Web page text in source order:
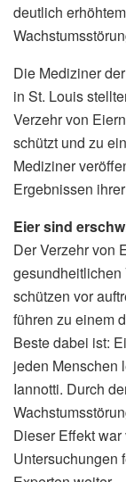
deutlich
Die Mediziner
in St. Louis
Verzehr von
schützt und zu
Mediziner
Ergebnissen
Eier sind
Der Verzehr von
gesundheitlichen
schützen vor
führen zu einem
Beste dabei ist:
jeden Menschen
Iannotti. Durch
Dieser Effekt
Untersuchungen